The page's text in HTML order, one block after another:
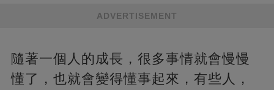
ADVERTISEMENT
隨著一個人的成長，很多事情就會慢慢
懂了，也就會變得懂事起來，有些人，